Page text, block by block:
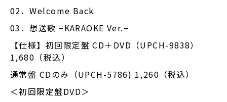
02．Welcome Back
03．想送歌 −KARAOKE Ver.−
【仕様】初回限定盤 CD＋DVD（UPCH-9838）
1,680（税込）
通常盤 CDのみ（UPCH-5786) 1,260（税込）
＜初回限定盤DVD＞